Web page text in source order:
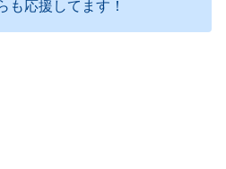
応援してます！